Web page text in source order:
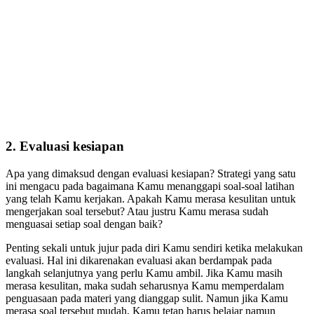
2. Evaluasi kesiapan
Apa yang dimaksud dengan evaluasi kesiapan? Strategi yang satu
ini mengacu pada bagaimana Kamu menanggapi soal-soal latihan
yang telah Kamu kerjakan. Apakah Kamu merasa kesulitan untuk
mengerjakan soal tersebut? Atau justru Kamu merasa sudah
menguasai setiap soal dengan baik?
Penting sekali untuk jujur pada diri Kamu sendiri ketika melakukan
evaluasi. Hal ini dikarenakan evaluasi akan berdampak pada
langkah selanjutnya yang perlu Kamu ambil. Jika Kamu masih
merasa kesulitan, maka sudah seharusnya Kamu memperdalam
penguasaan pada materi yang dianggap sulit. Namun jika Kamu
merasa soal tersebut mudah, Kamu tetap harus belajar namun